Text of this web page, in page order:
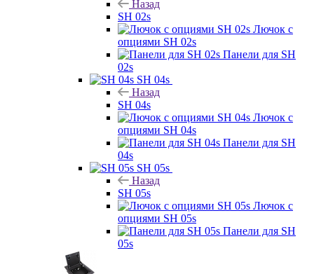
Назад
SH 02s
Лючок с
опциями SH 02s
Панели для SH
02s
SH 04s
Назад
SH 04s
Лючок с
опциями SH 04s
Панели для SH
04s
SH 05s
Назад
SH 05s
Лючок с
опциями SH 05s
Панели для SH
05s